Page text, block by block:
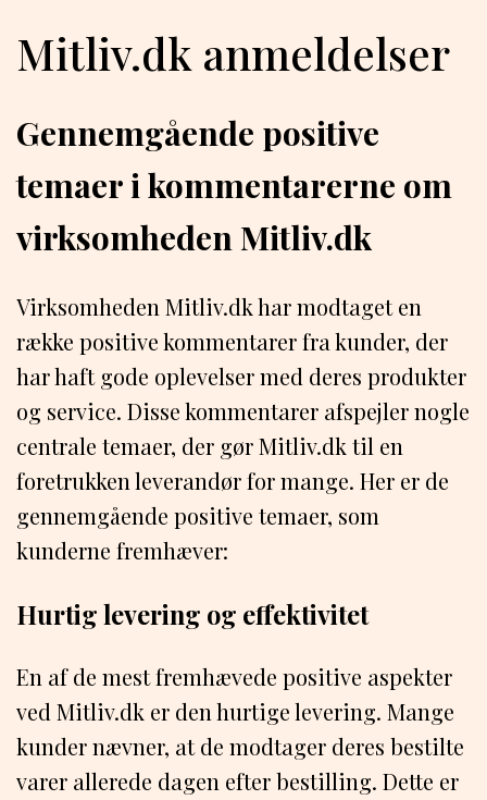
Mitliv.dk anmeldelser
Gennemgående positive
temaer i kommentarerne om
virksomheden Mitliv.dk
Virksomheden Mitliv.dk har modtaget en
række positive kommentarer fra kunder, der
har haft gode oplevelser med deres produkter
og service. Disse kommentarer afspejler nogle
centrale temaer, der gør Mitliv.dk til en
foretrukken leverandør for mange. Her er de
gennemgående positive temaer, som
kunderne fremhæver:
Hurtig levering og effektivitet
En af de mest fremhævede positive aspekter
ved Mitliv.dk er den hurtige levering. Mange
kunder nævner, at de modtager deres bestilte
varer allerede dagen efter bestilling. Dette er